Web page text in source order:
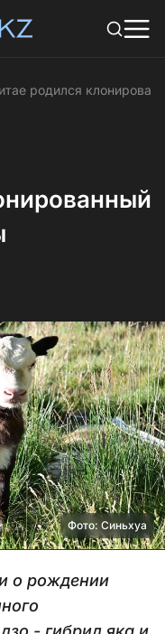
родился
Фото: Синьхуа
о рождении